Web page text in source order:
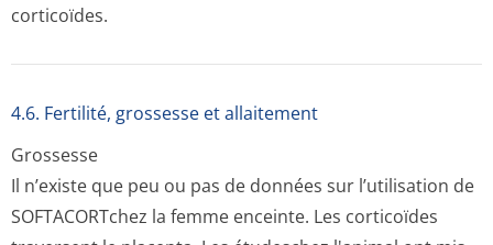
corticoïdes.
4.6. Fertilité, grossesse et allaitement
Grossesse
Il n’existe que peu ou pas de données sur l’utilisation de
SOFTACORTchez la femme enceinte. Les corticoïdes